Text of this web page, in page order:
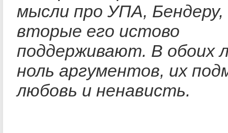
мысли про УПА, Бендеру,
вторые его истово
поддерживают. В обоих
ноль аргументов, их
любовь и ненависть.